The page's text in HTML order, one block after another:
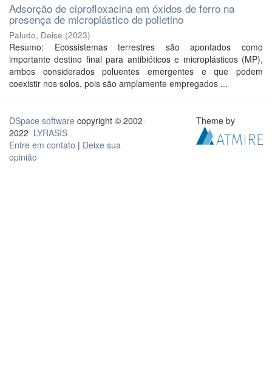
Adsorção de ciprofloxacina em óxidos de ferro na
presença de microplástico de polietino
Paludo, Deise (2023)
Resumo: Ecossistemas terrestres são apontados como
importante destino final para antibióticos e microplásticos (MP),
ambos considerados poluentes emergentes e que podem
coexistir nos solos, pois são amplamente empregados ...
DSpace software copyright © 2002-
2022 LYRASIS
Entre em contato | Deixe sua
opinião
Theme by